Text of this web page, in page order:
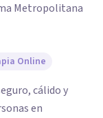
Metropolitana
Online
cálido y
en